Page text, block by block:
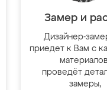
Замер и
Дизайнер-
приедет к Вам с
проведёт
замеры,